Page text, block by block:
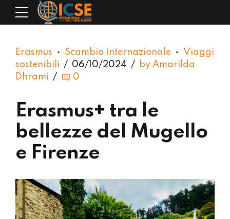
Erasmus Scambio Internazionale
Viaggi
sostenibili
06/10/2024
by Amarilda
Dhrami
0
Erasmus+ tra le
bellezze del Mugello
e Firenze